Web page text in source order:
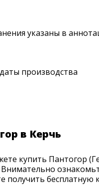
указаны в
производства
в Керчь
купить Пантогор
получить бесплатную